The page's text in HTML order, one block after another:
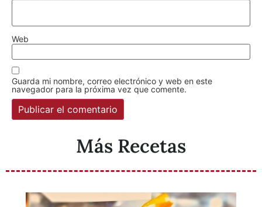
Web
Guarda mi nombre, correo electrónico y web en este
navegador para la próxima vez que comente.
Más Recetas